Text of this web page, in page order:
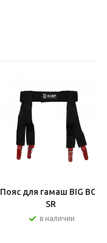
Пояс для гамаш BIG BOY
SR
в наличии